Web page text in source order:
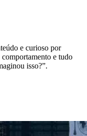
e curioso por
e tudo
isso?”.